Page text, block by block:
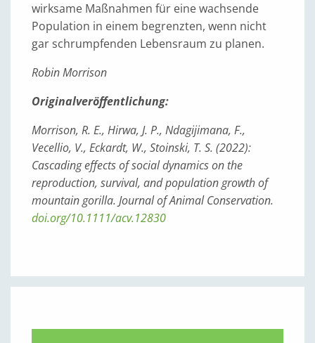
wirksame Maßnahmen für eine wachsende
Population in einem begrenzten, wenn nicht
gar schrumpfenden Lebensraum zu planen.
Robin Morrison
Originalveröffentlichung:
Morrison, R. E., Hirwa, J. P., Ndagijimana, F.,
Vecellio, V., Eckardt, W., Stoinski, T. S. (2022):
Cascading effects of social dynamics on the
reproduction, survival, and population growth of
mountain gorilla. Journal of Animal Conservation.
doi.org/10.1111/acv.12830